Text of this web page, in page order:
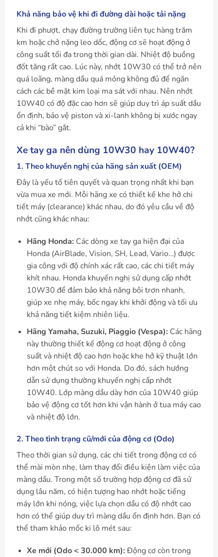
Khả năng bảo vệ khi đi đường dài hoặc tải nặng
Khi đi phượt, chạy đường trường liên tục hàng trăm
km hoặc chở nặng leo dốc, động cơ sẽ hoạt động ở
công suất tối đa trong thời gian dài. Nhiệt độ buồng
đốt tăng rất cao. Lúc này, nhớt 10W30 có thể trở nên
quá loãng, màng dầu quá mỏng không đủ để ngăn
cách các bề mặt kim loại ma sát với nhau. Nên nhớt
10W40 có độ đặc cao hơn sẽ giúp duy trì áp suất dầu
ổn định, bảo vệ piston và xi-lanh không bị xước ngay
cả khi “bào” gắt.
Xe tay ga nên dùng 10W30 hay 10W40?
1. Theo khuyến nghị của hãng sản xuất (OEM)
Đây là yếu tố tiên quyết và quan trọng nhất khi bạn
vừa mua xe mới. Mỗi hãng xe có thiết kế khe hở chi
tiết máy (clearance) khác nhau, do đó yêu cầu về độ
nhớt cũng khác nhau:
Hãng Honda: Các dòng xe tay ga hiện đại của
Honda (AirBlade, Vision, SH, Lead, Vario…) được
gia công với độ chính xác rất cao, các chi tiết máy
khít nhau. Honda khuyến nghị sử dụng cấp nhớt
10W30 để đảm bảo khả năng bôi trơn nhanh,
giúp xe nhẹ máy, bốc ngay khi khởi động và tối ưu
khả năng tiết kiệm nhiên liệu.
Hãng Yamaha, Suzuki, Piaggio (Vespa): Các hãng
này thường thiết kế động cơ hoạt động ở công
suất và nhiệt độ cao hơn hoặc khe hở kỹ thuật lớn
hơn một chút so với Honda. Do đó, sách hướng
dẫn sử dụng thường khuyến nghị cấp nhớt
10W40. Lớp màng dầu dày hơn của 10W40 giúp
bảo vệ động cơ tốt hơn khi vận hành ở tua máy cao
và nhiệt độ lớn.
2. Theo tình trạng cũ/mới của động cơ (Odo)
Theo thời gian sử dụng, các chi tiết trong động cơ có
thể mài mòn nhẹ, làm thay đổi điều kiện làm việc của
màng dầu. Trong một số trường hợp động cơ đã sử
dụng lâu năm, có hiện tượng hao nhớt hoặc tiếng
máy lớn khi nóng, việc lựa chọn dầu có độ nhớt cao
hơn có thể giúp duy trì màng dầu ổn định hơn. Bạn có
thể tham khảo mốc ki lô mét sau:
Xe mới (Odo < 30.000 km): Động cơ còn trong